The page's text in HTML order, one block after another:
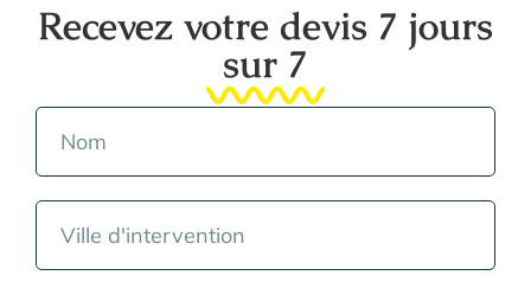
Recevez votre devis 7 jours
sur 7